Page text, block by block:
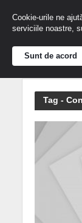
Tag -
Cookie-urile ne
serviciile noastre,
Sunt de acord